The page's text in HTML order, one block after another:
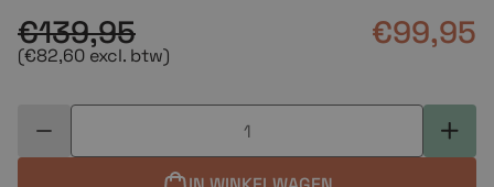
€139,95 €99,95
(€82,60 excl. btw)